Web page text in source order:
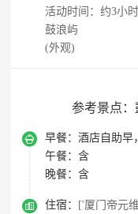
活动时间：约3小时
鼓浪屿
(外观)
参考景点：
 早餐： 酒店自助早
午餐： 含
晚餐： 含
 住宿：
['厦门帝元